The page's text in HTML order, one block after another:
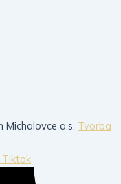
a.s. Tvorba
Tiktok